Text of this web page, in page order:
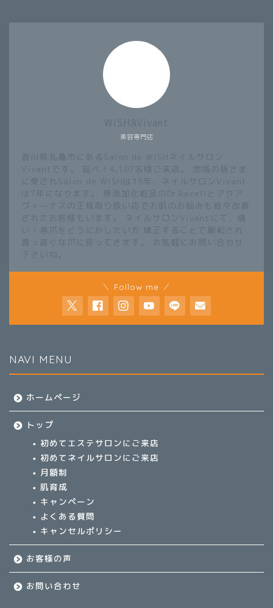
美容専門店
WISH&Vivant
香川県丸亀市にあるSalon de WISHネイルサロン
Vivantです。 延べ！4,107名様ご来店。 地域の皆さま
に愛されSalon de WISHは15年、ネイルサロンVivant
は7年になります。 無添加化粧品のDr.Recellとアクア
ヴィーナスの正規取り扱い店でお肌のお悩みも数々改善
されたお客様もいます。 ネイルサロンVivantにて、痛
い！巻爪をどうにかしたい方 矯正することで緩和され
真っ直ぐな爪に戻ってきます。 お気軽にお問い合わせ
下さいね。
＼ Follow me ／
NAVI MENU
ホームページ
トップ
初めてエステサロンにご来店
初めてネイルサロンにご来店
月額制
肌育成
キャンペーン
よくある質問
キャンセルポリシー
お客様の声
お問い合わせ